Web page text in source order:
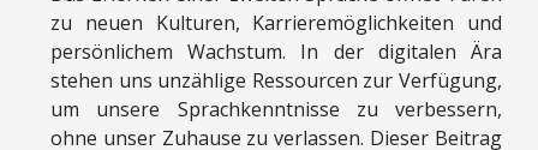
zu neuen Kulturen, Karrieremöglichkeiten und
persönlichem Wachstum. In der digitalen Ära
stehen uns unzählige Ressourcen zur Verfügung,
um unsere Sprachkenntnisse zu verbessern,
ohne unser Zuhause zu verlassen. Dieser Beitrag